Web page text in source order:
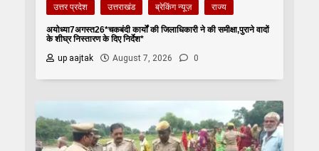
उत्तर प्रदेश उत्तराखंड ब्रेकिंग न्यूज़ राज्य
अयोध्या7अगस्त26*चकबंदी कार्यों की जिलाधिकारी ने की समीक्षा,पुराने वादों
के शीघ्र निस्तारण के दिए निर्देश*
up aajtak
August 7, 2026 0